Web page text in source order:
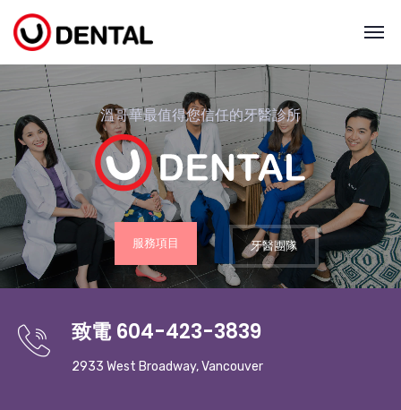
致電 604-423-3839
2933 West Broadway, Vancouver